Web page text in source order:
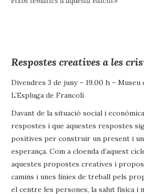
Respostes creatives a les
Divendres 3 de juny – 19.00 h – Museu
L’Espluga de Francolí
Davant de la situació social i
respostes i que aquestes respostes
positives per construir un present i
esperança. Com a cloenda d’aquest
aquestes propostes creatives i
camins i unes línies de treball pels
el centre les persones, la salut física i